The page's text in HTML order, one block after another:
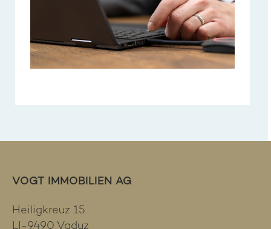
VOGT IMMOBILIEN AG
Heiligkreuz 15
LI-9490 Vaduz